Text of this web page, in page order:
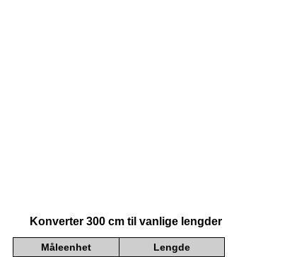
Konverter 300 cm til vanlige lengder
Måleenhet Lengde